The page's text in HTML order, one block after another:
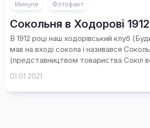
Минуле Фотофакт
Сокольня в Ходорові 1912
В 1912 році наш ходорівський клуб
мав на вході сокола і називався
(представництвом товариства Сокіл
01.01.2021